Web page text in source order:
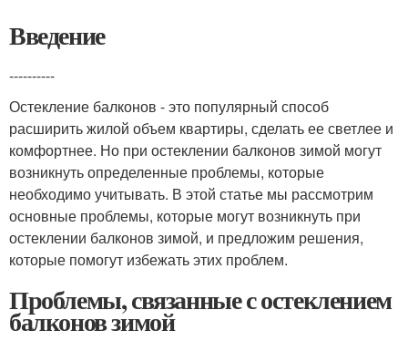
Введение
----------
Остекление балконов - это популярный способ
расширить жилой объем квартиры, сделать ее светлее и
комфортнее. Но при остеклении балконов зимой могут
возникнуть определенные проблемы, которые
необходимо учитывать. В этой статье мы рассмотрим
основные проблемы, которые могут возникнуть при
остеклении балконов зимой, и предложим решения,
которые помогут избежать этих проблем.
Проблемы, связанные с остеклением
балконов зимой